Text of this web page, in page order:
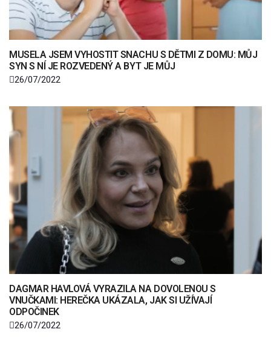
MUSELA JSEM VYHOSTIT SNACHU S DĚTMI Z DOMU: MŮJ
SYN S NÍ JE ROZVEDENÝ A BYT JE MŮJ
26/07/2022
DAGMAR HAVLOVÁ VYRAZILA NA DOVOLENOU S
VNUČKAMI: HEREČKA UKÁZALA, JAK SI UŽÍVAJÍ
ODPOČINEK
26/07/2022